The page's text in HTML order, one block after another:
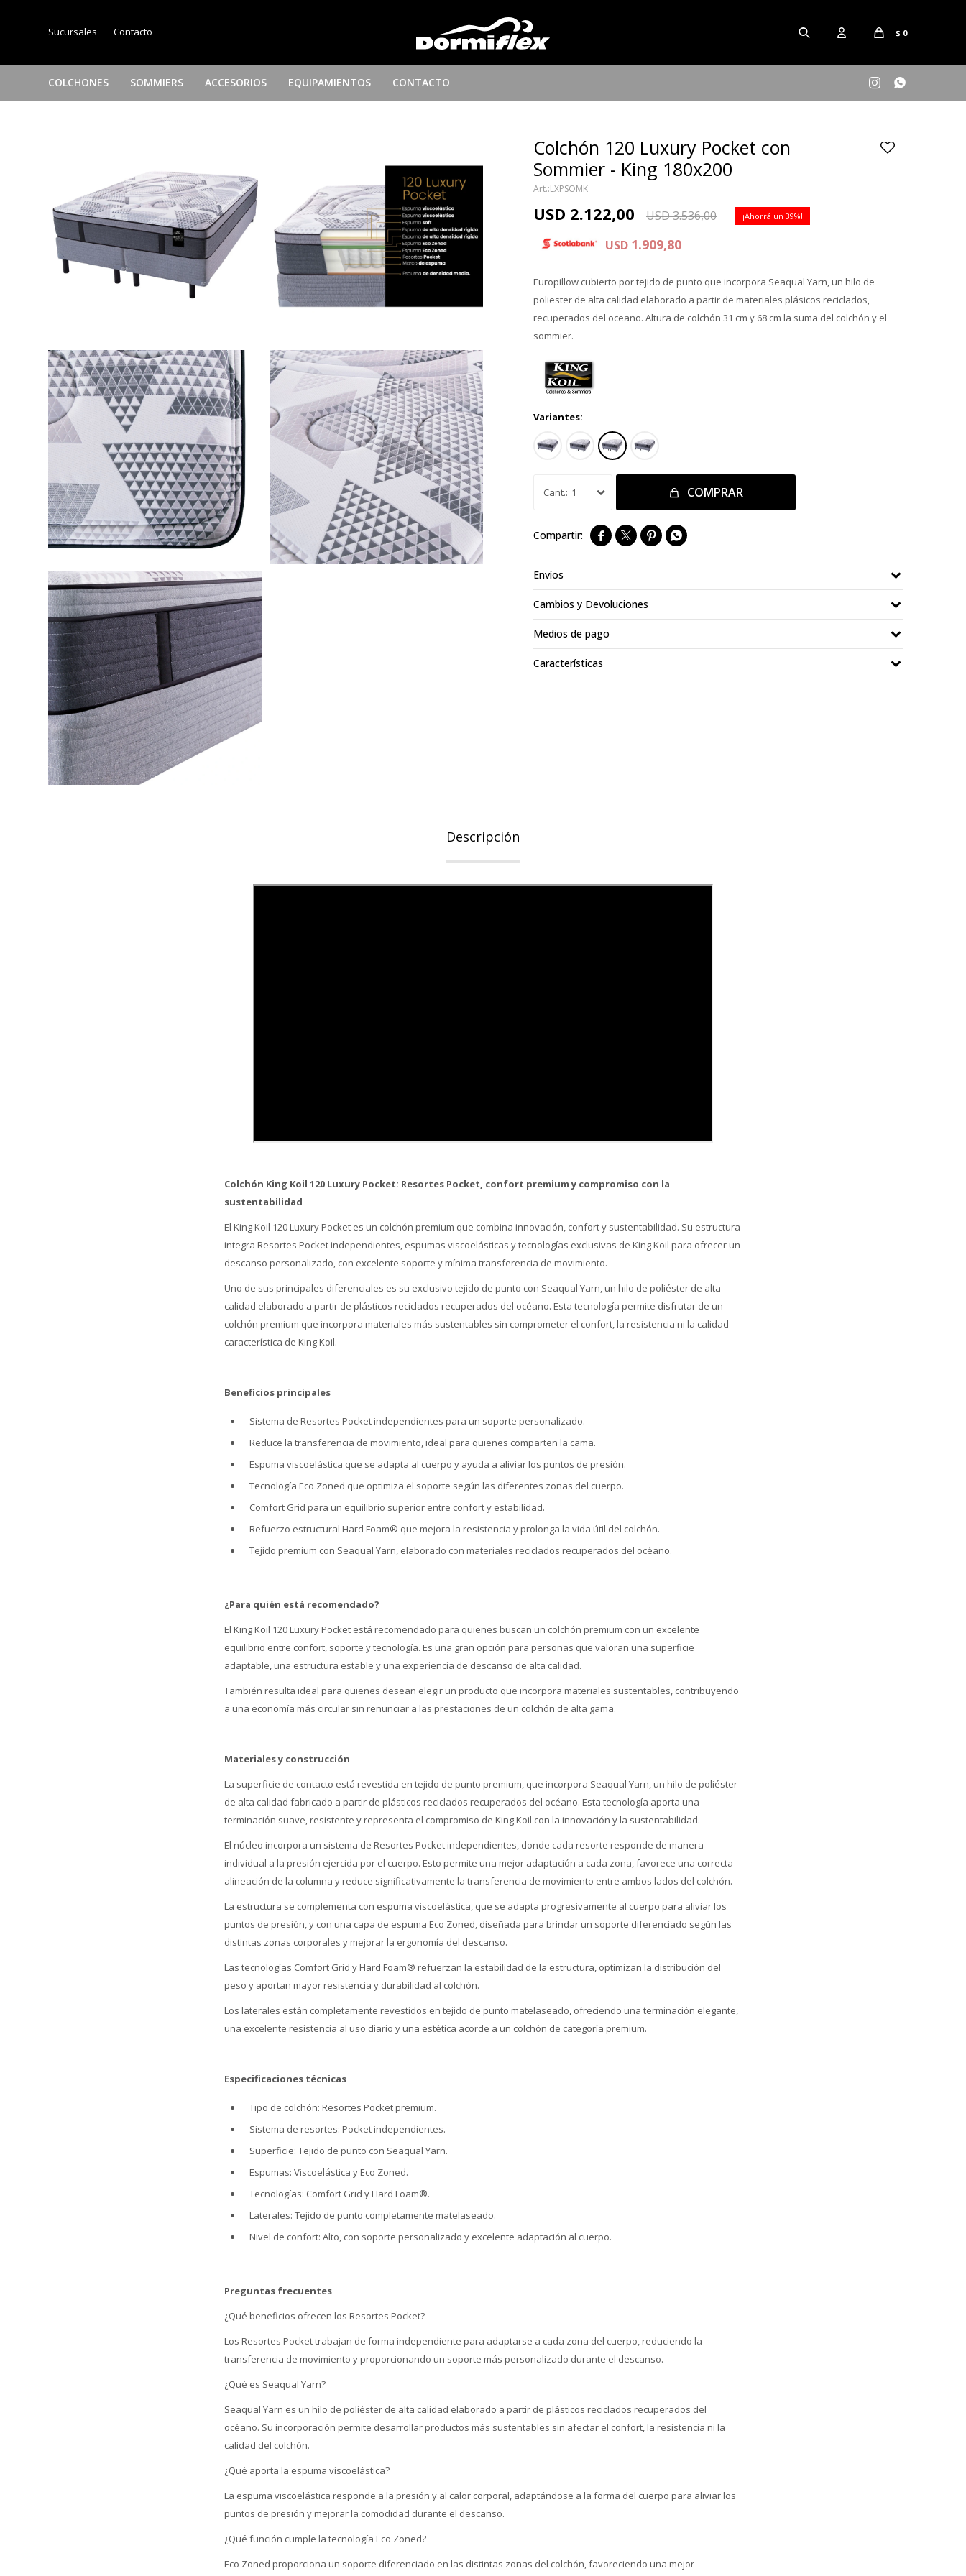
COLCHONES SOMMIERS ACCESORIOS EQUIPAMIENTOS CONTACTO
$ 0
 
Sucursales Contacto
Colchón 120 Luxury Pocket con
Sommier - King 180x200
LXPSOMK
USD 2.122,00 USD3.536,00 39
USD 1.909,80
Europillow cubierto por tejido de punto que incorpora Seaqual Yarn, un hilo de
poliester de alta calidad elaborado a partir de materiales plásicos reciclados,
recuperados del oceano. Altura de colchón 31 cm y 68 cm la suma del colchón y el
sommier.
Variantes:
1 COMPRAR
   
Envíos
Cambios y Devoluciones
Medios de pago
Características
Descripción
Colchón King Koil 120 Luxury Pocket: Resortes Pocket, confort premium y compromiso con la
sustentabilidad
El King Koil 120 Luxury Pocket es un colchón premium que combina innovación, confort y sustentabilidad. Su estructura
integra Resortes Pocket independientes, espumas viscoelásticas y tecnologías exclusivas de King Koil para ofrecer un
descanso personalizado, con excelente soporte y mínima transferencia de movimiento.
Uno de sus principales diferenciales es su exclusivo tejido de punto con Seaqual Yarn, un hilo de poliéster de alta
calidad elaborado a partir de plásticos reciclados recuperados del océano. Esta tecnología permite disfrutar de un
colchón premium que incorpora materiales más sustentables sin comprometer el confort, la resistencia ni la calidad
característica de King Koil.
Beneficios principales
Sistema de Resortes Pocket independientes para un soporte personalizado.
Reduce la transferencia de movimiento, ideal para quienes comparten la cama.
Espuma viscoelástica que se adapta al cuerpo y ayuda a aliviar los puntos de presión.
Tecnología Eco Zoned que optimiza el soporte según las diferentes zonas del cuerpo.
Comfort Grid para un equilibrio superior entre confort y estabilidad.
Refuerzo estructural Hard Foam® que mejora la resistencia y prolonga la vida útil del colchón.
Tejido premium con Seaqual Yarn, elaborado con materiales reciclados recuperados del océano.
¿Para quién está recomendado?
El King Koil 120 Luxury Pocket está recomendado para quienes buscan un colchón premium con un excelente
equilibrio entre confort, soporte y tecnología. Es una gran opción para personas que valoran una superficie
adaptable, una estructura estable y una experiencia de descanso de alta calidad.
También resulta ideal para quienes desean elegir un producto que incorpora materiales sustentables, contribuyendo
a una economía más circular sin renunciar a las prestaciones de un colchón de alta gama.
Materiales y construcción
La superficie de contacto está revestida en tejido de punto premium, que incorpora Seaqual Yarn, un hilo de poliéster
de alta calidad fabricado a partir de plásticos reciclados recuperados del océano. Esta tecnología aporta una
terminación suave, resistente y representa el compromiso de King Koil con la innovación y la sustentabilidad.
El núcleo incorpora un sistema de Resortes Pocket independientes, donde cada resorte responde de manera
individual a la presión ejercida por el cuerpo. Esto permite una mejor adaptación a cada zona, favorece una correcta
alineación de la columna y reduce significativamente la transferencia de movimiento entre ambos lados del colchón.
La estructura se complementa con espuma viscoelástica, que se adapta progresivamente al cuerpo para aliviar los
puntos de presión, y con una capa de espuma Eco Zoned, diseñada para brindar un soporte diferenciado según las
distintas zonas corporales y mejorar la ergonomía del descanso.
Las tecnologías Comfort Grid y Hard Foam® refuerzan la estabilidad de la estructura, optimizan la distribución del
peso y aportan mayor resistencia y durabilidad al colchón.
Los laterales están completamente revestidos en tejido de punto matelaseado, ofreciendo una terminación elegante,
una excelente resistencia al uso diario y una estética acorde a un colchón de categoría premium.
Especificaciones técnicas
Tipo de colchón: Resortes Pocket premium.
Sistema de resortes: Pocket independientes.
Superficie: Tejido de punto con Seaqual Yarn.
Espumas: Viscoelástica y Eco Zoned.
Tecnologías: Comfort Grid y Hard Foam®.
Laterales: Tejido de punto completamente matelaseado.
Nivel de confort: Alto, con soporte personalizado y excelente adaptación al cuerpo.
Preguntas frecuentes
¿Qué beneficios ofrecen los Resortes Pocket?
Los Resortes Pocket trabajan de forma independiente para adaptarse a cada zona del cuerpo, reduciendo la
transferencia de movimiento y proporcionando un soporte más personalizado durante el descanso.
¿Qué es Seaqual Yarn?
Seaqual Yarn es un hilo de poliéster de alta calidad elaborado a partir de plásticos reciclados recuperados del
océano. Su incorporación permite desarrollar productos más sustentables sin afectar el confort, la resistencia ni la
calidad del colchón.
¿Qué aporta la espuma viscoelástica?
La espuma viscoelástica responde a la presión y al calor corporal, adaptándose a la forma del cuerpo para aliviar los
puntos de presión y mejorar la comodidad durante el descanso.
¿Qué función cumple la tecnología Eco Zoned?
Eco Zoned proporciona un soporte diferenciado en las distintas zonas del colchón, favoreciendo una mejor